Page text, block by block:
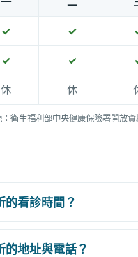
✓ ✓
✓ ✓
休 休
衛生福利部中央健康保險署開放
的看診時間？
的地址與電話？